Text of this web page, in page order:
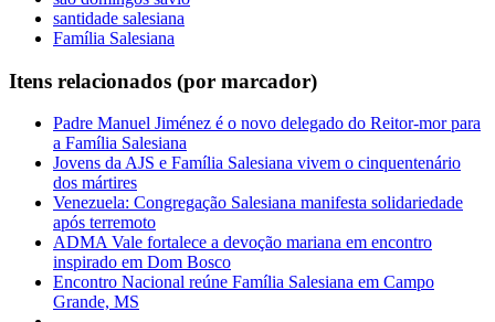
santidade salesiana
Família Salesiana
Itens relacionados (por marcador)
Padre Manuel Jiménez é o novo delegado do Reitor-mor para
a Família Salesiana
Jovens da AJS e Família Salesiana vivem o cinquentenário
dos mártires
Venezuela: Congregação Salesiana manifesta solidariedade
após terremoto
ADMA Vale fortalece a devoção mariana em encontro
inspirado em Dom Bosco
Encontro Nacional reúne Família Salesiana em Campo
Grande, MS